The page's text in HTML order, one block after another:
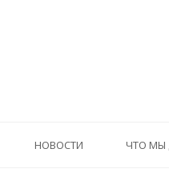
HОВОСТИ ЧТО МЫ